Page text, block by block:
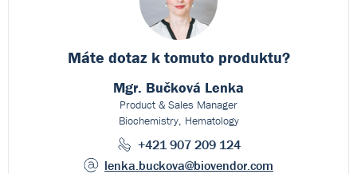
Máte dotaz k tomuto produktu?
Mgr. Bučková Lenka
Product & Sales Manager
Biochemistry, Hematology
+421 907 209 124
lenka.buckova@biovendor.com